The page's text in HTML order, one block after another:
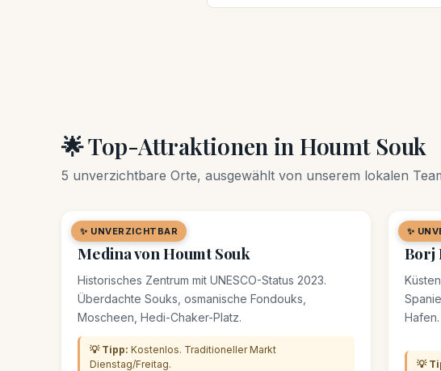
🌟 Top-Attraktionen in Houmt Souk
5 unverzichtbare Orte, ausgewählt von unserem lokalen
✨ UNVERZICHTBAR
🏘️ QUARTIER
Medina von Houmt Souk
Historisches Zentrum mit UNESCO-Status 2023.
Überdachte Souks, osmanische Fondouks,
Moscheen, Hedi-Chaker-Platz.
💡 Tipp: Kostenlos. Traditioneller Markt
Dienstag/Freitag.
✨
🏛️
Borj
Hafen.
💡